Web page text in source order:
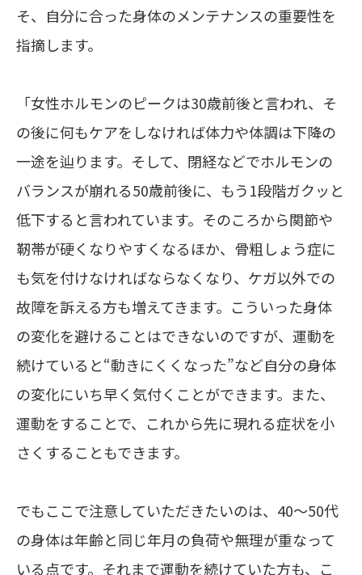
そ、自分に合った身体のメンテナンスの重要性を
指摘します。
「女性ホルモンのピークは30歳前後と言われ、そ
の後に何もケアをしなければ体力や体調は下降の
一途を辿ります。そして、閉経などでホルモンの
バランスが崩れる50歳前後に、もう1段階ガクッと
低下すると言われています。そのころから関節や
靭帯が硬くなりやすくなるほか、骨粗しょう症に
も気を付けなければならなくなり、ケガ以外での
故障を訴える方も増えてきます。こういった身体
の変化を避けることはできないのですが、運動を
続けていると“動きにくくなった”など自分の身体
の変化にいち早く気付くことができます。また、
運動をすることで、これから先に現れる症状を小
さくすることもできます。
でもここで注意していただきたいのは、40～50代
の身体は年齢と同じ年月の負荷や無理が重なって
いる点です。それまで運動を続けていた方も、こ